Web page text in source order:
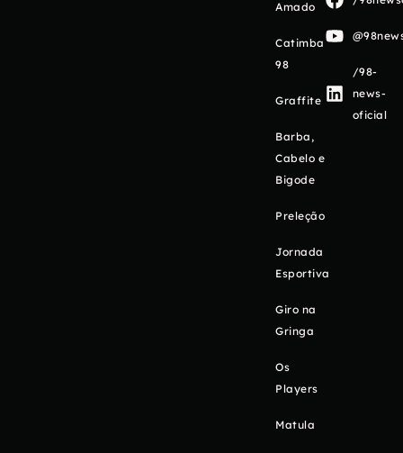
Amado
Catimba
98
Graffite
Barba,
Cabelo e
Bigode
Preleção
Jornada
Esportiva
Giro na
Gringa
Os
Players
Matula
/98-
news-
oficial